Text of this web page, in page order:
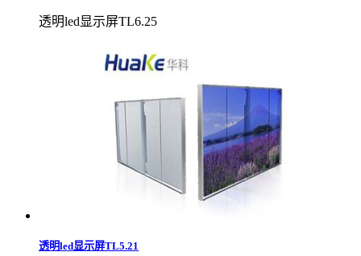
透明led显示屏TL6.25
透明led显示屏TL5.21